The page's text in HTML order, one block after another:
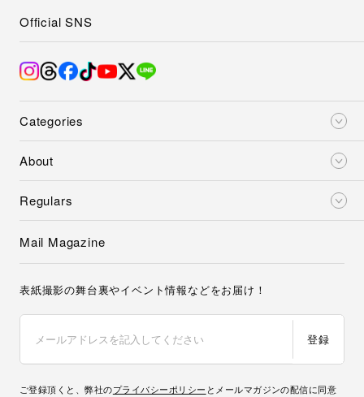
Categories
About
Regulars
Official SNS
Mail Magazine
表紙撮影の舞台裏やイベント情報などをお届け！
登録
ご登録頂くと、弊社のプライバシーポリシー とメールマガジンの配信に同意